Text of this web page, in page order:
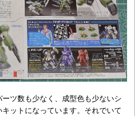
ツ数も少なく、成型色も少ないシ
ットになっています。それでいて